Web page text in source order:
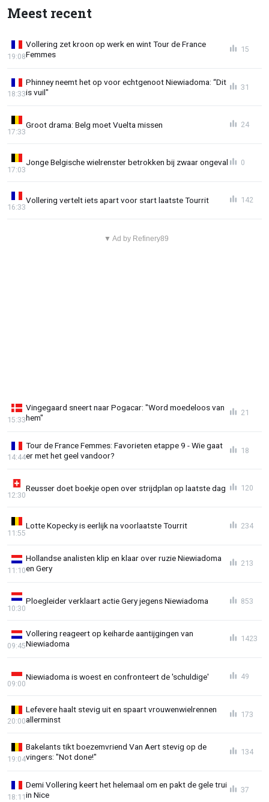
Meest recent
Vollering zet kroon op werk en wint Tour de France
Femmes
19:08
15
Phinney neemt het op voor echtgenoot Niewiadoma: “Dit
is vuil"
18:33
31
Groot drama: Belg moet Vuelta missen
17:33
24
Jonge Belgische wielrenster betrokken bij zwaar ongeval
17:03
0
Vollering vertelt iets apart voor start laatste Tourrit
16:33
142
▼ Ad by Refinery89
Vingegaard sneert naar Pogacar: "Word moedeloos van
hem"
15:33
21
Tour de France Femmes: Favorieten etappe 9 - Wie gaat
er met het geel vandoor?
14:44
18
Reusser doet boekje open over strijdplan op laatste dag
12:30
120
Lotte Kopecky is eerlijk na voorlaatste Tourrit
11:55
234
Hollandse analisten klip en klaar over ruzie Niewiadoma
en Gery
11:10
213
Ploegleider verklaart actie Gery jegens Niewiadoma
10:30
853
Vollering reageert op keiharde aantijgingen van
Niewiadoma
09:45
1423
Niewiadoma is woest en confronteert de 'schuldige'
09:00
49
Lefevere haalt stevig uit en spaart vrouwenwielrennen
allerminst
20:00
173
Bakelants tikt boezemvriend Van Aert stevig op de
vingers: "Not done!"
19:04
134
Demi Vollering keert het helemaal om en pakt de gele trui
in Nice
18:11
37